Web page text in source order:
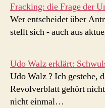
Fracking: die Frage der
Wer entscheidet über
stellt sich - auch aus
Udo Walz erklärt:
Udo Walz ? Ich gestehe,
Revolverblatt gehört
nicht einmal…